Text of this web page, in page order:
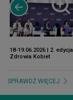
18-19.06.2026 | 2.
Zdrowia Kobiet
SPRAWDŹ WIĘCEJ